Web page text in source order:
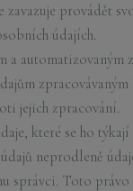
provádět
údajích.
jejich zpracování.
které se ho
neprodleně
Toto právo